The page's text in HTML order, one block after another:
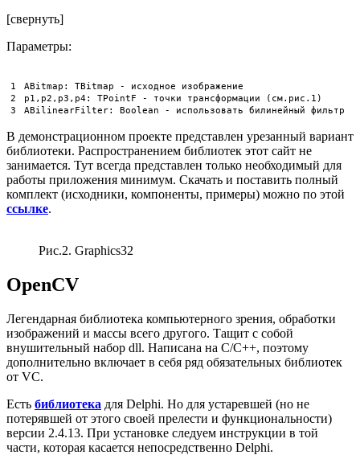
[свернуть]
Параметры:
1
2
3
ABitmap : TBitmap - исходное
изображение
p1 , p2 , p3 , p4: TPointF - точки трансформации ( см. рис . 1 )
ABilinearFilter: Boolean - использовать билинейный фильтр
В демонстрационном проекте представлен урезанный вариант
библиотеки. Распространением библиотек этот сайт не
занимается. Тут всегда представлен только необходимый для
работы приложения минимум. Скачать и поставить полный
комплект (исходники, компоненты, примеры) можно по этой
ссылке.
Рис.2. Graphics32
OpenCV
Легендарная библиотека компьютерного зрения, обработки
изображений и массы всего другого. Тащит с собой
внушительный набор dll. Написана на С/С++, поэтому
дополнительно включает в себя ряд обязательных библиотек
от VC.
Есть библиотека для Delphi. Но для устаревшей (но не
потерявшей от этого своей прелести и функциональности)
версии 2.4.13. При установке следуем инструкции в той
части, которая касается непосредственно Delphi.